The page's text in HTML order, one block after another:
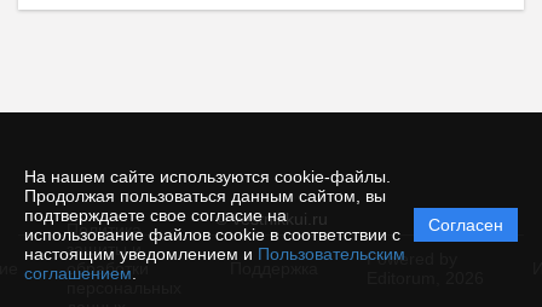
На нашем сайте используются cookie-файлы.
Продолжая пользоваться данным сайтом, вы
подтверждаете свое согласие на
использование файлов cookie в соответствии с
настоящим уведомлением и Пользовательским
соглашением
Согласен
© vestnikkui.ru
Политика
защиты и
обработки
Powered by